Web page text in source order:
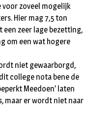
zoveel mogelijk
Hier mag 7,5 ton
zeer lage bezetting,
om een wat hogere
niet gewaarborgd,
college nota bene de
Meedoen’ laten
maar er wordt niet naar